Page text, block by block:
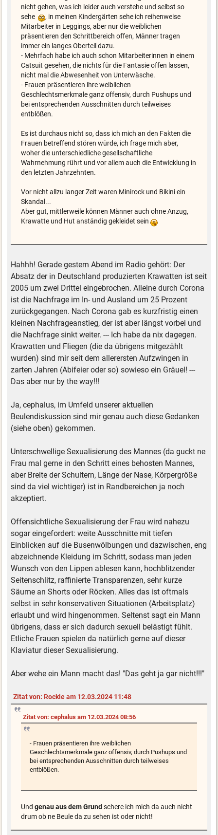
nicht gehen, was ich leider auch verstehe und selbst so
sehe
, in meinen Kindergärten sehe ich reihenweise
Mitarbeiter in Leggings, aber nur die weiblichen
präsentieren den Schrittbereich offen, Männer tragen
immer ein langes Oberteil dazu.
- Mehrfach habe ich auch schon Mitarbeiterinnen in einem
Catsuit gesehen, die nichts für die Fantasie offen lassen,
nicht mal die Abwesenheit von Unterwäsche.
- Frauen präsentieren ihre weiblichen
Geschlechtsmerkmale ganz offensiv, durch Pushups und
bei entsprechenden Ausschnitten durch teilweises
entblößen.
Es ist durchaus nicht so, dass ich mich an den Fakten die
Frauen betreffend stören würde, ich frage mich aber,
woher die unterschiedliche gesellschaftliche
Wahrnehmung rührt und vor allem auch die Entwicklung in
den letzten Jahrzehnten.
Vor nicht allzu langer Zeit waren Minirock und Bikini ein
Skandal...
Aber gut, mittlerweile können Männer auch ohne Anzug,
Krawatte und Hut anständig gekleidet sein
Hahhh! Gerade gestern Abend im Radio gehört: Der
Absatz der in Deutschland produzierten Krawatten ist seit
2005 um zwei Drittel eingebrochen. Alleine durch Corona
ist die Nachfrage im In- und Ausland um 25 Prozent
zurückgegangen. Nach Corona gab es kurzfristig einen
kleinen Nachfrageanstieg, der ist aber längst vorbei und
die Nachfrage sinkt weiter. --- Ich habe da nix dagegen.
Krawatten und Fliegen (die da übrigens mitgezählt
wurden) sind mir seit dem allerersten Aufzwingen in
zarten Jahren (Abifeier oder so) sowieso ein Gräuel! ---
Das aber nur by the way!!!
Ja, cephalus, im Umfeld unserer aktuellen
Beulendiskussion sind mir genau auch diese Gedanken
(siehe oben) gekommen.
Unterschwellige Sexualisierung des Mannes (da guckt ne
Frau mal gerne in den Schritt eines behosten Mannes,
aber Breite der Schultern, Länge der Nase, Körpergröße
sind da viel wichtiger) ist in Randbereichen ja noch
akzeptiert.
Offensichtliche Sexualisierung der Frau wird nahezu
sogar eingefordert: weite Ausschnitte mit tiefen
Einblicken auf die Busenwölbungen und dazwischen, eng
abzeichnende Kleidung im Schritt, sodass man jeden
Wunsch von den Lippen ablesen kann, hochblitzender
Seitenschlitz, raffinierte Transparenzen, sehr kurze
Säume an Shorts oder Röcken. Alles das ist oftmals
selbst in sehr konservativen Situationen (Arbeitsplatz)
erlaubt und wird hingenommen. Seltenst sagt ein Mann
übrigens, dass er sich dadurch sexuell belästigt fühlt.
Etliche Frauen spielen da natürlich gerne auf dieser
Klaviatur dieser Sexualisierung.
Aber wehe ein Mann macht das! "Das geht ja gar nicht!!!"
Zitat von: Rockie am 12.03.2024 11:48
Zitat von: cephalus am 12.03.2024 08:56
- Frauen präsentieren ihre weiblichen
Geschlechtsmerkmale ganz offensiv, durch Pushups und
bei entsprechenden Ausschnitten durch teilweises
entblößen.
Und genau aus dem Grundschere ich mich da auch nicht
drum ob ne Beule da zu sehen ist oder nicht!